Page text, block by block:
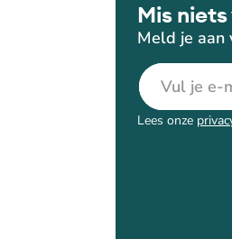
Mis
Meld je aan
E-mailadres
Lees onze